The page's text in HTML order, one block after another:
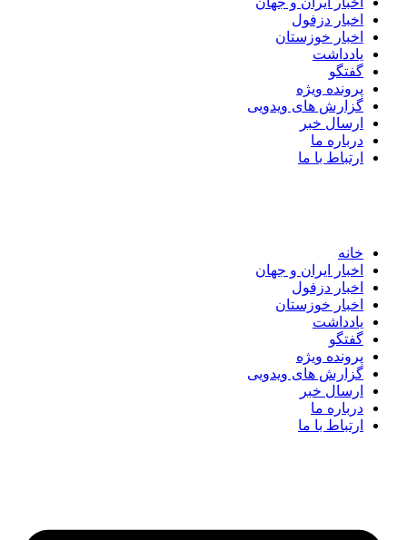
اخبار دزفول
اخبار خوزستان
یادداشت
گفتگو
پرونده ویژه
گزارش های ویدویی
ارسال خبر
درباره ما
ارتباط با ما
خانه
اخبار ایران و جهان
اخبار دزفول
اخبار خوزستان
یادداشت
گفتگو
پرونده ویژه
گزارش های ویدویی
ارسال خبر
درباره ما
ارتباط با ما